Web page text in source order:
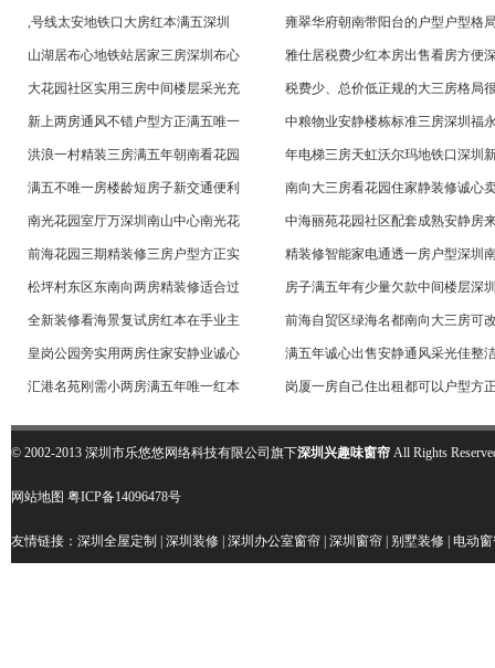
,号线太安地铁口大房红本满五深圳 雍翠华府朝南带阳台的户型户型格
山湖居布心地铁站居家三房深圳布心 雅仕居税费少红本房出售看房方便
大花园社区实用三房中间楼层采光充 税费少、总价低正规的大三房格局
新上两房通风不错户型方正满五唯一 中粮物业安静楼栋标准三房深圳福
洪浪一村精装三房满五年朝南看花园 年电梯三房天虹沃尔玛地铁口深圳
满五不唯一房楼龄短房子新交通便利 南向大三房看花园住家静装修诚心
南光花园室厅万深圳南山中心南光花 中海丽苑花园社区配套成熟安静房
前海花园三期精装修三房户型方正实 精装修智能家电通透一房户型深圳
松坪村东区东南向两房精装修适合过 房子满五年有少量欠款中间楼层深
全新装修看海景复试房红本在手业主 前海自贸区绿海名都南向大三房可
皇岗公园旁实用两房住家安静业诚心 满五年诚心出售安静通风采光佳整
汇港名苑刚需小两房满五年唯一红本 岗厦一房自己住出租都可以户型方
© 2002-2013 深圳市乐悠悠网络科技有限公司旗下深圳兴趣味窗帘 All Rights
网站地图 粤ICP备14096478号
友情链接： 深圳全屋定制 深圳装修 深圳办公室窗帘 深圳窗帘 别墅装修 电动